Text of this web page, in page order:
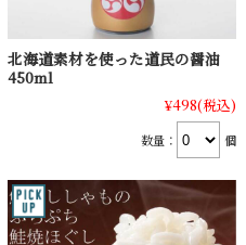
北海道素材を使った道民の醤油
450ml
¥498(税込)
数量： 個